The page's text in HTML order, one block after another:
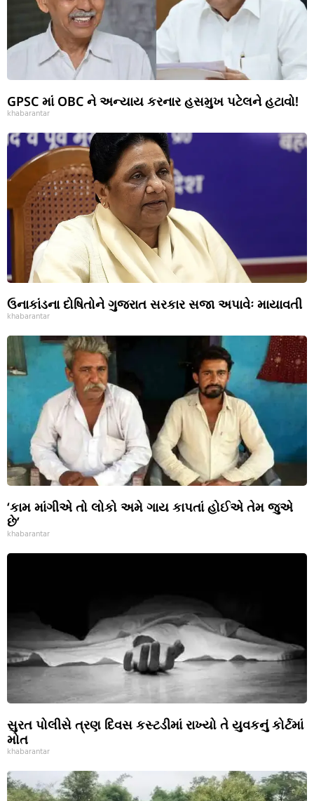
GPSC માં OBC ને અન્યાય કરનાર હસમુખ પટેલને હટાવો!
khabarantar
ઉનાકાંડના દોષિતોને ગુજરાત સરકાર સજા અપાવેઃ માયાવતી
khabarantar
‘કામ માંગીએ તો લોકો અમે ગાય કાપતાં હોઈએ તેમ જુએ
છે’
khabarantar
સુરત પોલીસે ત્રણ દિવસ કસ્ટડીમાં રાખ્યો તે યુવકનું કોર્ટમાં
મોત
khabarantar